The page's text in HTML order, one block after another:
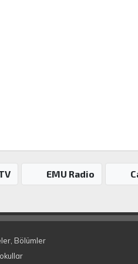
EMU Radio
Bölümler